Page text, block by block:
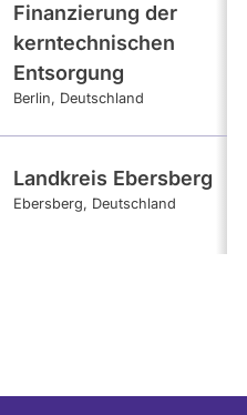
Finanzierung der
kerntechnischen
Entsorgung
Berlin Deutschland
Landkreis Ebersberg
Ebersberg Deutschland